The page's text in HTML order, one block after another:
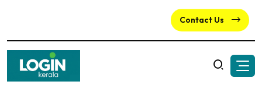
Contact Us